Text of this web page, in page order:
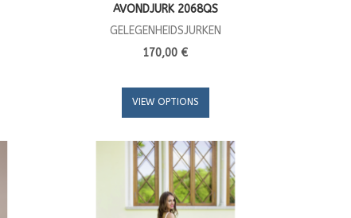
AVONDJURK 2068QS
GELEGENHEIDSJURKEN
170,00 €
VIEW OPTIONS